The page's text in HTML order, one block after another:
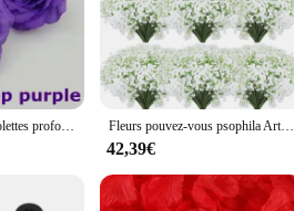
Roses artificielles violettes profondes, 8cm, 10 pièces/lot, fausses fleurs, pour décoration de mariage, de maison, fournitures de fête, mélange de documents Fleurs pouvez-vous psophila Artificielles, Fausses Plantes, Souffle de Bébé, Décor de ixà Domicile, Mariage, 50 Pcs
42,39€